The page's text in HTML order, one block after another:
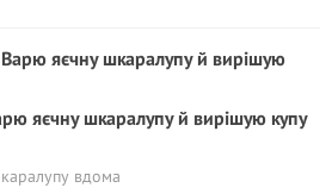
яєчну шкаралупу й вирішую купу
вдома